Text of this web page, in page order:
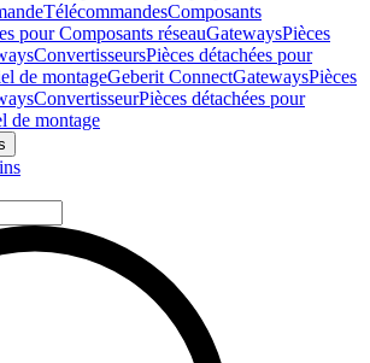
TélécommandesComposants
pour Composants réseauGatewaysPièces
ConvertisseursPièces détachées pour
de montageGeberit ConnectGatewaysPièces
ConvertisseurPièces détachées pour
de montage